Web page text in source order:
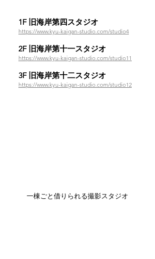
1F 旧海岸第四スタジオ
https://www.kyu-kaigan-studio.com/studio4
2F 旧海岸第十一スタジオ
https://www.kyu-kaigan-studio.com/studio11
3F 旧海岸第十二スタジオ
https://www.kyu-kaigan-studio.com/studio12
一棟ごと借りられる撮影スタジオ